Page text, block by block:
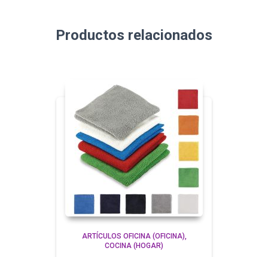
Productos relacionados
ARTÍCULOS OFICINA (OFICINA)
COCINA (HOGAR)